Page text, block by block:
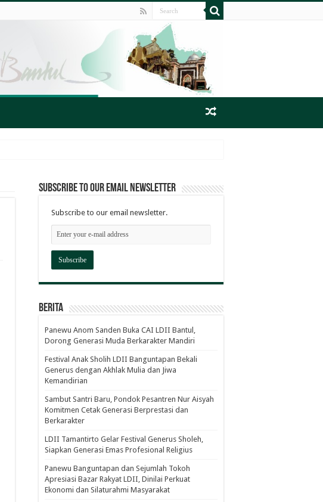
Subscribe to our email newsletter
Subscribe to our email newsletter.
Berita
Panewu Anom Sanden Buka CAI LDII Bantul,
Dorong Generasi Muda Berkarakter Mandiri
Festival Anak Sholih LDII Banguntapan Bekali
Generus dengan Akhlak Mulia dan Jiwa
Kemandirian
Sambut Santri Baru, Pondok Pesantren Nur Aisyah
Komitmen Cetak Generasi Berprestasi dan
Berkarakter
LDII Tamantirto Gelar Festival Generus Sholeh,
Siapkan Generasi Emas Profesional Religius
Panewu Banguntapan dan Sejumlah Tokoh
Apresiasi Bazar Rakyat LDII, Dinilai Perkuat
Ekonomi dan Silaturahmi Masyarakat